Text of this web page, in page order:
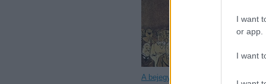
I want
or app.
I want
János,
A bejegyzés a tovább után